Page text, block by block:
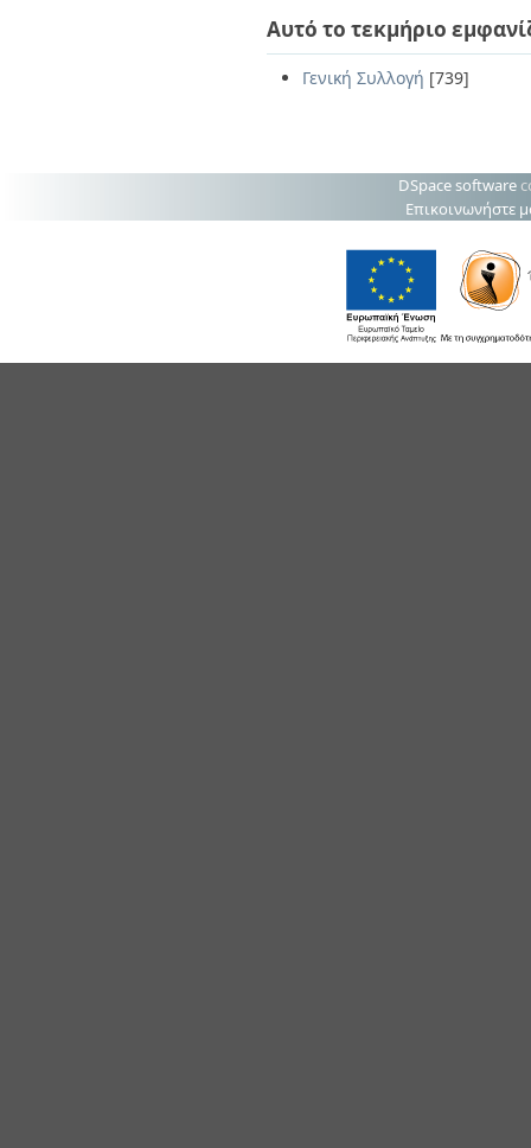
Αυτό το τεκμήριο
Γενική Συλλογή [739]
DSpace software
Επικοινωνήστε